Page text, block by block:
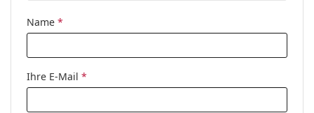
Name *
Ihre E-Mail *